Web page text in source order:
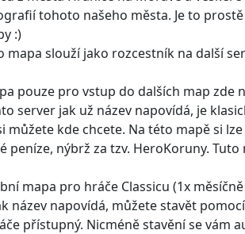
tohoto našeho města. Je to
:)
mapa slouží jako rozcestník na další
pouze pro vstup do dalších map zde
server jak už název napovídá, je
můžete kde chcete. Na této mapě si
peníze, nýbrž za tzv. HeroKoruny.
mapa pro hráče Classicu (1x
název napovídá, můžete stavět
přístupný. Nicméně stavění se vám